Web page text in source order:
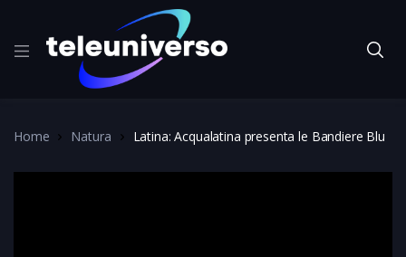
Home Natura Latina: Acqualatina presenta le Bandiere Blu